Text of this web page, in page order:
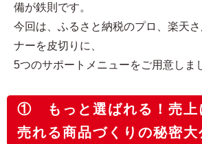
備が鉄則です。
今回は、ふるさと納税のプロ、楽天
ナーを皮切りに、
5つのサポートメニューをご用意しま
① もっと選ばれる！売上
売れる商品づくりの秘密大